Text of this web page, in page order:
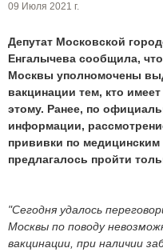
09 Июля 2021 г.
Депутат Московской
Енгалычева сообщила,
Москвы уполномочены
вакцинации тем, кто
этому. Ранее, по
информации,
прививки по
предлагалось пройти
"Сегодня удалось
Москвы по поводу
вакцинации, при наличии